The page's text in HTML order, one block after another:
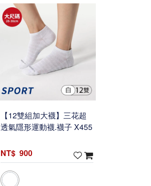
【12雙組加大襪】三花超
透氣隱形運動襪.襪子 X455
900